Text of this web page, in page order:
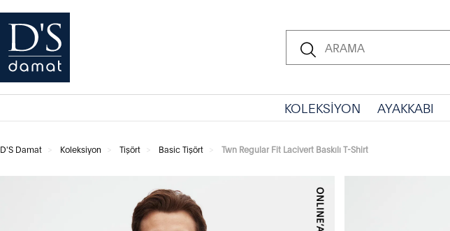
KOLEKSİYON AYAKKABI
D'S Damat Koleksiyon Tişört Basic Tişört Twn Regular Fit Lacivert Baskılı T-Shirt